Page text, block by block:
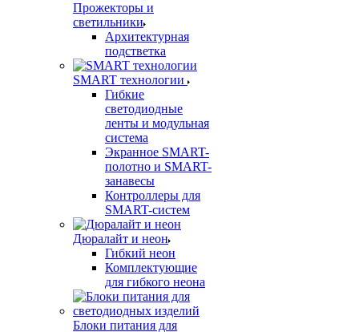
Прожекторы и
светильники
Архитектурная
подстветка
SMART технологии
Гибкие
светодиодные
ленты и модульная
система
Экранное SMART-
полотно и SMART-
занавесы
Контроллеры для
SMART-систем
Дюралайт и неон
Гибкий неон
Комплектующие
для гибкого неона
Блоки питания для